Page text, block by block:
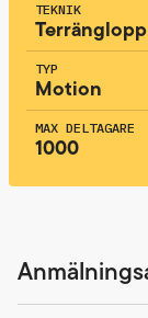
TEKNIK
Terränglopp
TYP
Motion
MAX DELTAGARE
1000